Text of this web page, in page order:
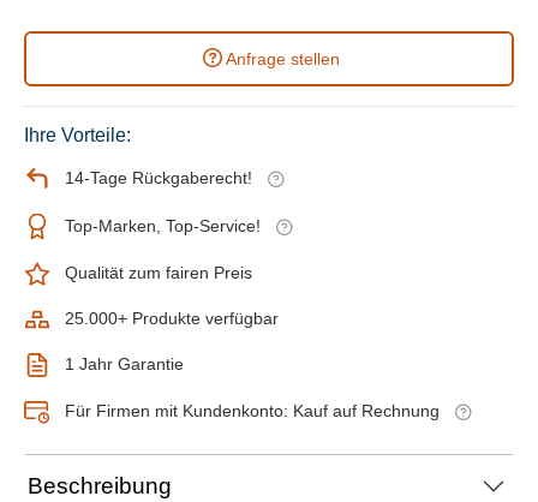
Anfrage stellen
Ihre Vorteile:
14-Tage Rückgaberecht!
Top-Marken, Top-Service!
Qualität zum fairen Preis
25.000+ Produkte verfügbar
1 Jahr Garantie
Für Firmen mit Kundenkonto: Kauf auf Rechnung
Beschreibung